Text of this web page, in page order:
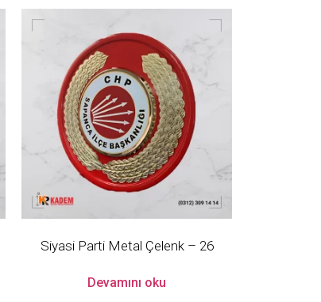
Siyasi Parti Metal Çelenk – 26
Devamını oku